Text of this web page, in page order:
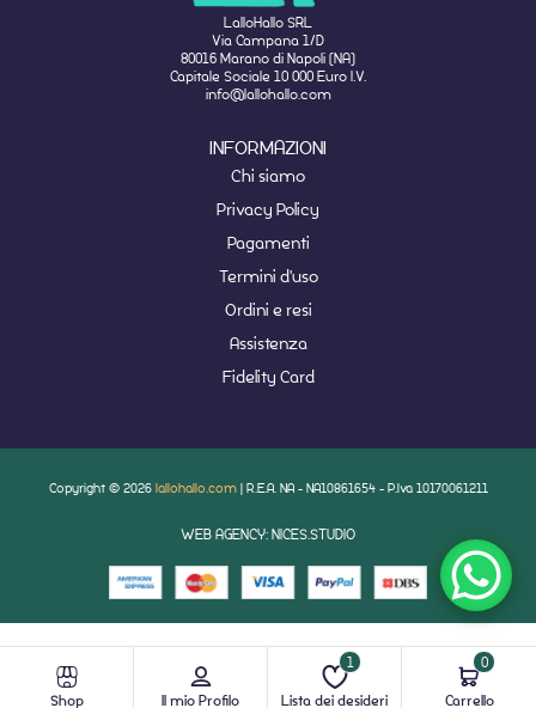
Shop Il mio Profilo Lista dei desideri
1
Carrello
0
LalloHallo SRL
Via Campana 1/D
80016 Marano di Napoli (NA)
Capitale Sociale 10 000 Euro I.V.
info@lallohallo.com
INFORMAZIONI
Chi siamo
Privacy Policy
Pagamenti
Termini d'uso
Ordini e resi
Assistenza
Fidelity Card
Copyright © 2026 lallohallo.com | R.E.A. NA - NA10861654 - P.Iva 10170061211
WEB AGENCY: NICES.STUDIO